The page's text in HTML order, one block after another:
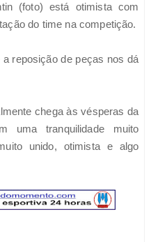
(foto) está otimista com
do time na competição.
reposição de peças nos dá
chega às vésperas da
uma tranquilidade muito
unido, otimista e algo